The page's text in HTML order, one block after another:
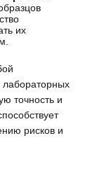
их
точность и
рисков и